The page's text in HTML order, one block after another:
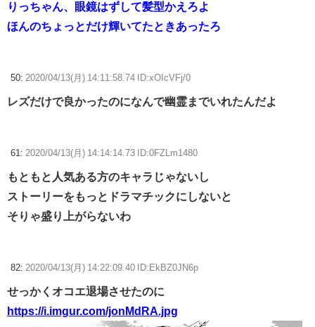
りっちゃん、眼鏡はずして髪型かえろよ
ほんのちょっとだけ輝いてたときあったろ
50: 2020/04/13(月) 14:11:58.74 ID:xOIcVFj/0
レズだけで良かったのになんで幽霊までいれたんだよ
61: 2020/04/13(月) 14:14:14.73 ID:0FZLm1480
もともと人気ある方のキャラじゃないし
ストーリーをもっとドラマチックにしないと
そりゃ盛り上がらないわ
82: 2020/04/13(月) 14:22:09.40 ID:EkBZ0JN6p
せっかくオコエ退場させたのに
https://i.imgur.com/jonMdRA.jpg